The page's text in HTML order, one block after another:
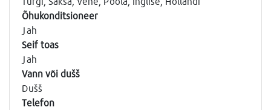
Õhukonditsioneer
Jah
Seif toas
Jah
Vann või dušš
Dušš
Telefon